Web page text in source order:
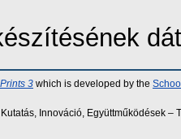
3 which is developed by the
Innováció, Együttműködések